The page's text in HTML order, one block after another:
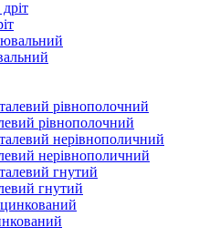
рівнополочний
нерівнополичний
гнутий